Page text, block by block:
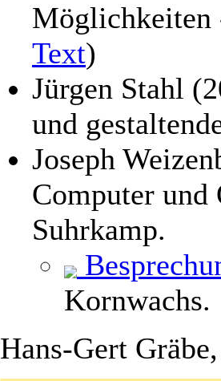
Möglichkeiten
Text)
Jürgen Stahl
und
Joseph
Computer und
Suhrkamp.
Kornwachs.
Hans-Gert